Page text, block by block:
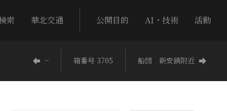
索 華北交通 公開目的 AI・技術 活動
− 箱番号 3705 船団 新安鎮附近